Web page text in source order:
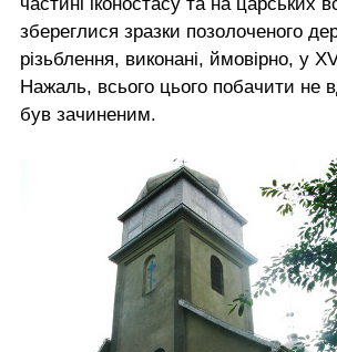
збереглися зразки позолоченого
різьблення, виконані, ймовірно, у
Нажаль, всього цього побачити не
був зачиненим.